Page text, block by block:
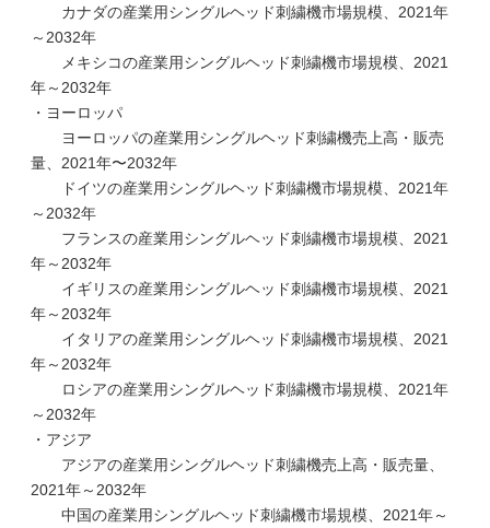
カナダの産業用シングルヘッド刺繍機市場規模、2021年
～2032年
メキシコの産業用シングルヘッド刺繍機市場規模、2021
年～2032年
・ヨーロッパ
ヨーロッパの産業用シングルヘッド刺繍機売上高・販売
量、2021年〜2032年
ドイツの産業用シングルヘッド刺繍機市場規模、2021年
～2032年
フランスの産業用シングルヘッド刺繍機市場規模、2021
年～2032年
イギリスの産業用シングルヘッド刺繍機市場規模、2021
年～2032年
イタリアの産業用シングルヘッド刺繍機市場規模、2021
年～2032年
ロシアの産業用シングルヘッド刺繍機市場規模、2021年
～2032年
・アジア
アジアの産業用シングルヘッド刺繍機売上高・販売量、
2021年～2032年
中国の産業用シングルヘッド刺繍機市場規模、2021年～